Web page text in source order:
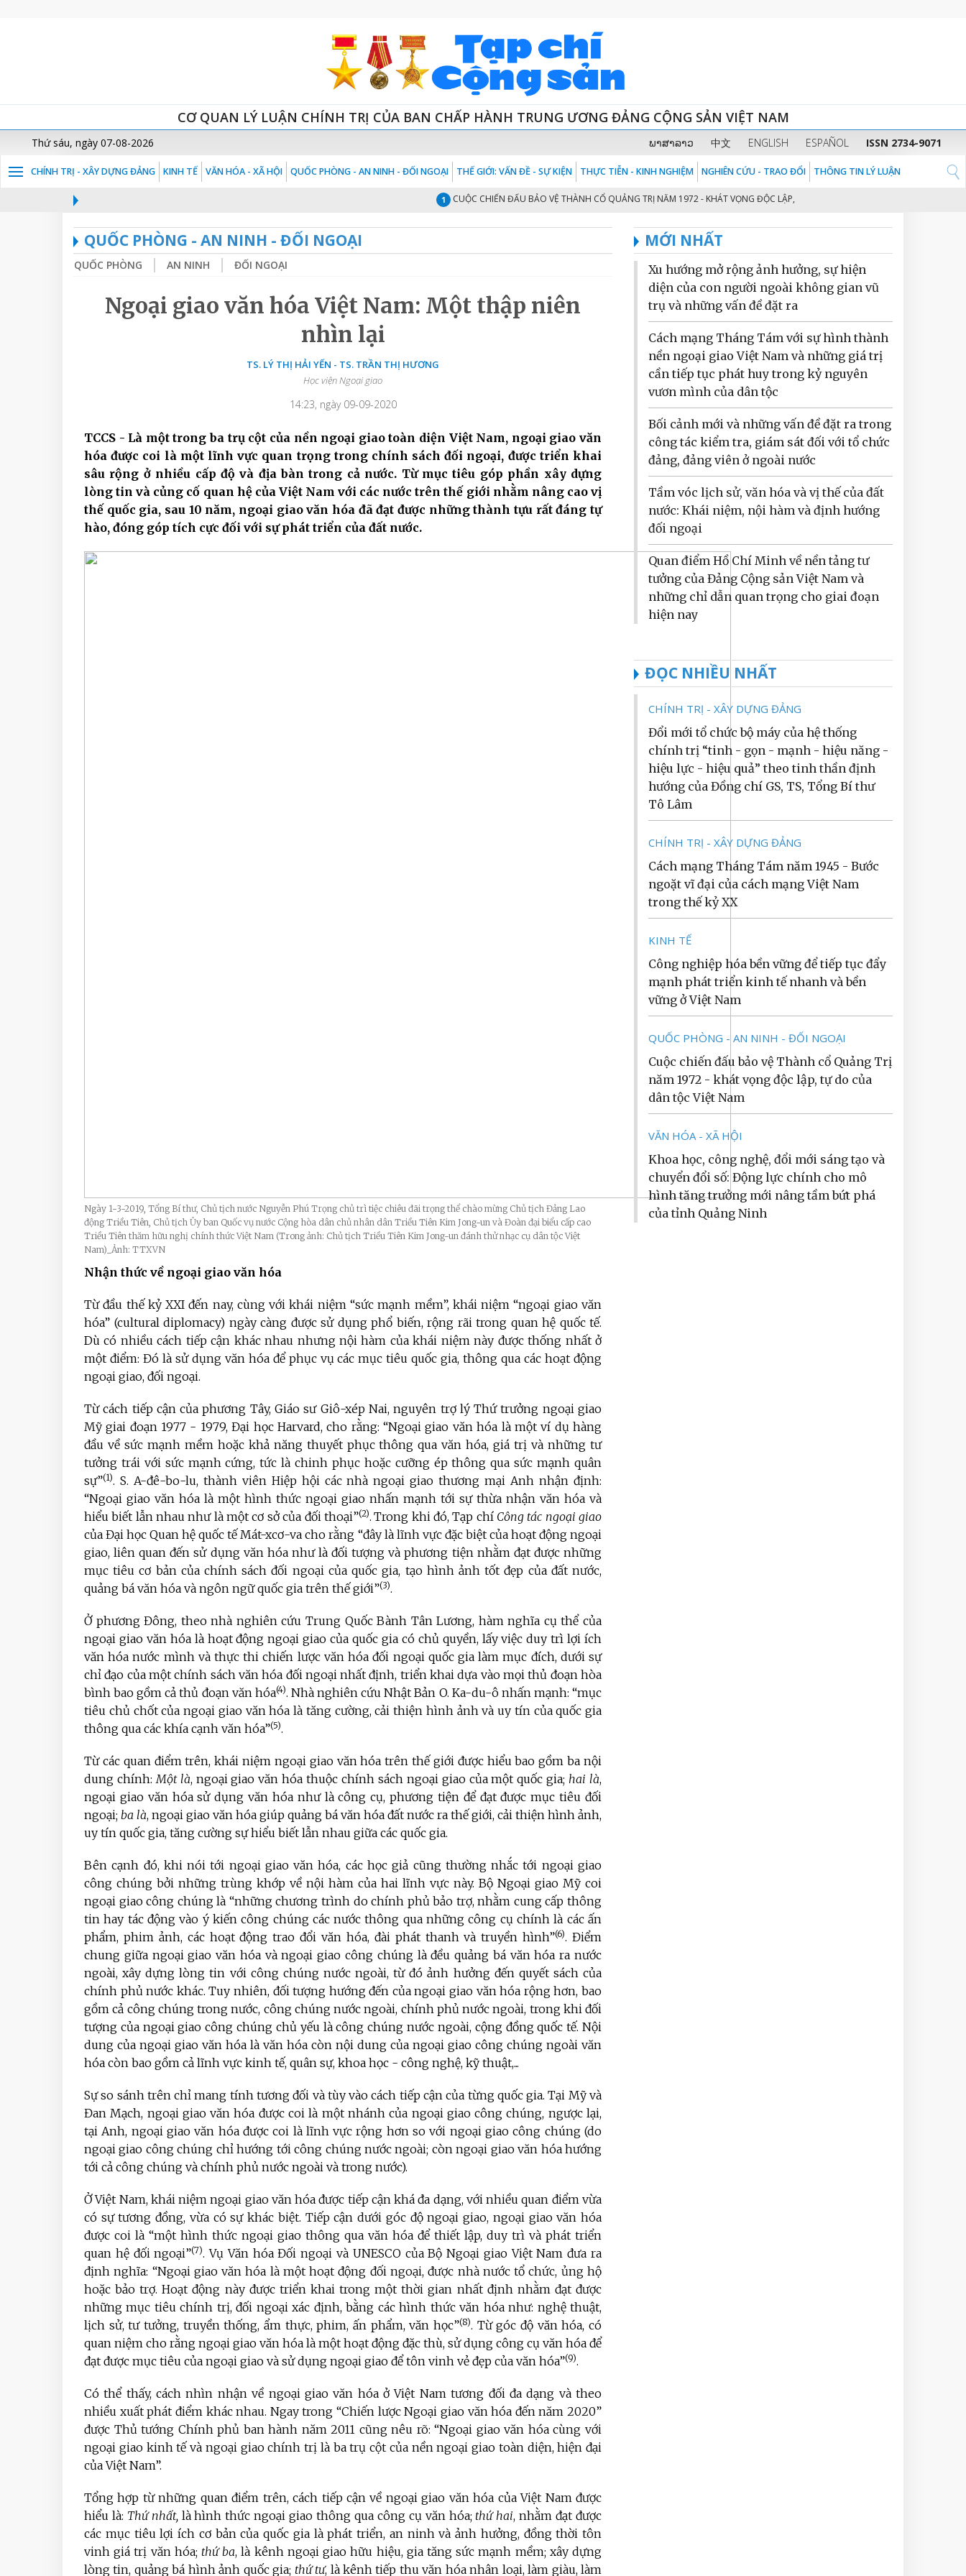
CƠ QUAN LÝ LUẬN CHÍNH TRỊ CỦA BAN CHẤP HÀNH TRUNG ƯƠNG ĐẢNG CỘNG SẢN VIỆT NAM
Thứ sáu, ngày 07-08-2026 ພາສາລາວ 中文 ENGLISH ESPAÑOL ISSN 2734-9071
CHÍNH TRỊ - XÂY DỰNG ĐẢNG KINH TẾ VĂN HÓA - XÃ HỘI QUỐC PHÒNG - AN NINH - ĐỐI NGOẠI THẾ GIỚI: VẤN ĐỀ - SỰ KIỆN THỰC TIỄN - KINH NGHIỆM NGHIÊN CỨU - TRAO ĐỔI THÔNG TIN LÝ LUẬN
CUỘC CHIẾN ĐẤU BẢO VỆ THÀNH CỔ QUẢNG TRỊ NĂM 1972 - KHÁT VỌNG ĐỘC LẬP, TỰ DO CỦA DÂN TỘC VIỆT NAM
QUỐC PHÒNG - AN NINH - ĐỐI NGOẠI
QUỐC PHÒNG AN NINH ĐỐI NGOẠI
Ngoại giao văn hóa Việt Nam: Một thập niên
nhìn lại
TS. LÝ THỊ HẢI YẾN - TS. TRẦN THỊ HƯƠNG
Học viện Ngoại giao
14:23, ngày 09-09-2020
TCCS - Là một trong ba trụ cột của nền ngoại giao toàn diện Việt Nam, ngoại giao văn
hóa được coi là một lĩnh vực quan trọng trong chính sách đối ngoại, được triển khai
sâu rộng ở nhiều cấp độ và địa bàn trong cả nước. Từ mục tiêu góp phần xây dựng
lòng tin và củng cố quan hệ của Việt Nam với các nước trên thế giới nhằm nâng cao vị
thế quốc gia, sau 10 năm, ngoại giao văn hóa đã đạt được những thành tựu rất đáng tự
hào, đóng góp tích cực đối với sự phát triển của đất nước.
Ngày 1-3-2019, Tổng Bí thư, Chủ tịch nước Nguyễn Phú Trọng chủ trì tiệc chiêu đãi trọng thể chào mừng Chủ tịch Đảng Lao
động Triều Tiên, Chủ tịch Ủy ban Quốc vụ nước Cộng hòa dân chủ nhân dân Triều Tiên Kim Jong-un và Đoàn đại biểu cấp cao
Triều Tiên thăm hữu nghị chính thức Việt Nam (Trong ảnh: Chủ tịch Triều Tiên Kim Jong-un đánh thử nhạc cụ dân tộc Việt
Nam)_Ảnh: TTXVN
Nhận thức về ngoại giao văn hóa
Từ đầu thế kỷ XXI đến nay, cùng với khái niệm “sức mạnh mềm”, khái niệm “ngoại giao văn
hóa” (cultural diplomacy) ngày càng được sử dụng phổ biến, rộng rãi trong quan hệ quốc tế.
Dù có nhiều cách tiếp cận khác nhau nhưng nội hàm của khái niệm này được thống nhất ở
một điểm: Đó là sử dụng văn hóa để phục vụ các mục tiêu quốc gia, thông qua các hoạt động
ngoại giao, đối ngoại.
Từ cách tiếp cận của phương Tây, Giáo sư Giô-xép Nai, nguyên trợ lý Thứ trưởng ngoại giao
Mỹ giai đoạn 1977 - 1979, Đại học Harvard, cho rằng: “Ngoại giao văn hóa là một ví dụ hàng
đầu về sức mạnh mềm hoặc khả năng thuyết phục thông qua văn hóa, giá trị và những tư
tưởng trái với sức mạnh cứng, tức là chinh phục hoặc cưỡng ép thông qua sức mạnh quân
sự”(1). S. A-đê-bo-lu, thành viên Hiệp hội các nhà ngoại giao thương mại Anh nhận định:
“Ngoại giao văn hóa là một hình thức ngoại giao nhấn mạnh tới sự thừa nhận văn hóa và
hiểu biết lẫn nhau như là một cơ sở của đối thoại”(2). Trong khi đó, Tạp chí Công tác ngoại giao
của Đại học Quan hệ quốc tế Mát-xcơ-va cho rằng “đây là lĩnh vực đặc biệt của hoạt động ngoại
giao, liên quan đến sử dụng văn hóa như là đối tượng và phương tiện nhằm đạt được những
mục tiêu cơ bản của chính sách đối ngoại của quốc gia, tạo hình ảnh tốt đẹp của đất nước,
quảng bá văn hóa và ngôn ngữ quốc gia trên thế giới”(3).
Ở phương Đông, theo nhà nghiên cứu Trung Quốc Bành Tân Lương, hàm nghĩa cụ thể của
ngoại giao văn hóa là hoạt động ngoại giao của quốc gia có chủ quyền, lấy việc duy trì lợi ích
văn hóa nước mình và thực thi chiến lược văn hóa đối ngoại quốc gia làm mục đích, dưới sự
chỉ đạo của một chính sách văn hóa đối ngoại nhất định, triển khai dựa vào mọi thủ đoạn hòa
bình bao gồm cả thủ đoạn văn hóa(4). Nhà nghiên cứu Nhật Bản O. Ka-du-ô nhấn mạnh: “mục
tiêu chủ chốt của ngoại giao văn hóa là tăng cường, cải thiện hình ảnh và uy tín của quốc gia
thông qua các khía cạnh văn hóa”(5).
Từ các quan điểm trên, khái niệm ngoại giao văn hóa trên thế giới được hiểu bao gồm ba nội
dung chính:Một là, ngoại giao văn hóa thuộc chính sách ngoại giao của một quốc gia; hai là,
ngoại giao văn hóa sử dụng văn hóa như là công cụ, phương tiện để đạt được mục tiêu đối
ngoại; ba là, ngoại giao văn hóa giúp quảng bá văn hóa đất nước ra thế giới, cải thiện hình ảnh,
uy tín quốc gia, tăng cường sự hiểu biết lẫn nhau giữa các quốc gia.
Bên cạnh đó, khi nói tới ngoại giao văn hóa, các học giả cũng thường nhắc tới ngoại giao
công chúng bởi những trùng khớp về nội hàm của hai lĩnh vực này. Bộ Ngoại giao Mỹ coi
ngoại giao công chúng là “những chương trình do chính phủ bảo trợ, nhằm cung cấp thông
tin hay tác động vào ý kiến công chúng các nước thông qua những công cụ chính là các ấn
phẩm, phim ảnh, các hoạt động trao đổi văn hóa, đài phát thanh và truyền hình”(6). Điểm
chung giữa ngoại giao văn hóa và ngoại giao công chúng là đều quảng bá văn hóa ra nước
ngoài, xây dựng lòng tin với công chúng nước ngoài, từ đó ảnh hưởng đến quyết sách của
chính phủ nước khác. Tuy nhiên, đối tượng hướng đến của ngoại giao văn hóa rộng hơn, bao
gồm cả công chúng trong nước, công chúng nước ngoài, chính phủ nước ngoài, trong khi đối
tượng của ngoại giao công chúng chủ yếu là công chúng nước ngoài, cộng đồng quốc tế. Nội
dung của ngoại giao văn hóa là văn hóa còn nội dung của ngoại giao công chúng ngoài văn
hóa còn bao gồm cả lĩnh vực kinh tế, quân sự, khoa học - công nghệ, kỹ thuật,...
Sự so sánh trên chỉ mang tính tương đối và tùy vào cách tiếp cận của từng quốc gia. Tại Mỹ và
Đan Mạch, ngoại giao văn hóa được coi là một nhánh của ngoại giao công chúng, ngược lại,
tại Anh, ngoại giao văn hóa được coi là lĩnh vực rộng hơn so với ngoại giao công chúng (do
ngoại giao công chúng chỉ hướng tới công chúng nước ngoài; còn ngoại giao văn hóa hướng
tới cả công chúng và chính phủ nước ngoài và trong nước).
Ở Việt Nam, khái niệm ngoại giao văn hóa được tiếp cận khá đa dạng, với nhiều quan điểm vừa
có sự tương đồng, vừa có sự khác biệt. Tiếp cận dưới góc độ ngoại giao, ngoại giao văn hóa
được coi là “một hình thức ngoại giao thông qua văn hóa để thiết lập, duy trì và phát triển
quan hệ đối ngoại”(7). Vụ Văn hóa Đối ngoại và UNESCO của Bộ Ngoại giao Việt Nam đưa ra
định nghĩa: “Ngoại giao văn hóa là một hoạt động đối ngoại, được nhà nước tổ chức, ủng hộ
hoặc bảo trợ. Hoạt động này được triển khai trong một thời gian nhất định nhằm đạt được
những mục tiêu chính trị, đối ngoại xác định, bằng các hình thức văn hóa như: nghệ thuật,
lịch sử, tư tưởng, truyền thống, ẩm thực, phim, ấn phẩm, văn học”(8). Từ góc độ văn hóa, có
quan niệm cho rằng ngoại giao văn hóa là một hoạt động đặc thù, sử dụng công cụ văn hóa để
đạt được mục tiêu của ngoại giao và sử dụng ngoại giao để tôn vinh vẻ đẹp của văn hóa”(9).
Có thể thấy, cách nhìn nhận về ngoại giao văn hóa ở Việt Nam tương đối đa dạng và theo
nhiều xuất phát điểm khác nhau. Ngay trong “Chiến lược Ngoại giao văn hóa đến năm 2020”
được Thủ tướng Chính phủ ban hành năm 2011 cũng nêu rõ: “Ngoại giao văn hóa cùng với
ngoại giao kinh tế và ngoại giao chính trị là ba trụ cột của nền ngoại giao toàn diện, hiện đại
của Việt Nam”.
Tổng hợp từ những quan điểm trên, cách tiếp cận về ngoại giao văn hóa của Việt Nam được
hiểu là: Thứ nhất, là hình thức ngoại giao thông qua công cụ văn hóa; thứ hai, nhằm đạt được
các mục tiêu lợi ích cơ bản của quốc gia là phát triển, an ninh và ảnh hưởng, đồng thời tôn
vinh giá trị văn hóa; thứ ba, là kênh ngoại giao hữu hiệu, gia tăng sức mạnh mềm; xây dựng
lòng tin, quảng bá hình ảnh quốc gia; thứ tư, là kênh tiếp thu văn hóa nhân loại, làm giàu, làm
MỚI NHẤT
Xu hướng mở rộng ảnh hưởng, sự hiện
diện của con người ngoài không gian vũ
trụ và những vấn đề đặt ra
Cách mạng Tháng Tám với sự hình thành
nền ngoại giao Việt Nam và những giá trị
cần tiếp tục phát huy trong kỷ nguyên
vươn mình của dân tộc
Bối cảnh mới và những vấn đề đặt ra trong
công tác kiểm tra, giám sát đối với tổ chức
đảng, đảng viên ở ngoài nước
Tầm vóc lịch sử, văn hóa và vị thế của đất
nước: Khái niệm, nội hàm và định hướng
đối ngoại
Quan điểm Hồ Chí Minh về nền tảng tư
tưởng của Đảng Cộng sản Việt Nam và
những chỉ dẫn quan trọng cho giai đoạn
hiện nay
ĐỌC NHIỀU NHẤT
CHÍNH TRỊ - XÂY DỰNG ĐẢNG
Đổi mới tổ chức bộ máy của hệ thống
chính trị “tinh - gọn - mạnh - hiệu năng -
hiệu lực - hiệu quả” theo tinh thần định
hướng của Đồng chí GS, TS, Tổng Bí thư
Tô Lâm
CHÍNH TRỊ - XÂY DỰNG ĐẢNG
Cách mạng Tháng Tám năm 1945 - Bước
ngoặt vĩ đại của cách mạng Việt Nam
trong thế kỷ XX
KINH TẾ
Công nghiệp hóa bền vững để tiếp tục đẩy
mạnh phát triển kinh tế nhanh và bền
vững ở Việt Nam
QUỐC PHÒNG - AN NINH - ĐỐI NGOẠI
Cuộc chiến đấu bảo vệ Thành cổ Quảng Trị
năm 1972 - khát vọng độc lập, tự do của
dân tộc Việt Nam
VĂN HÓA - XÃ HỘI
Khoa học, công nghệ, đổi mới sáng tạo và
chuyển đổi số: Động lực chính cho mô
hình tăng trưởng mới nâng tầm bứt phá
của tỉnh Quảng Ninh